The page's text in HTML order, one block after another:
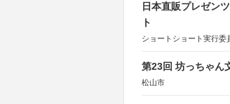
日本直販プレゼン
ト
ショートショート実行
第23回 坊っちゃん
松山市